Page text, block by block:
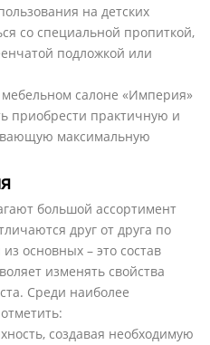
на детских
со специальной пропиткой,
подложкой или
салоне «Империя»
приобрести практичную и
максимальную
большой ассортимент
друг от друга по
основных – это состав
изменять свойства
Среди наиболее
создавая необходимую